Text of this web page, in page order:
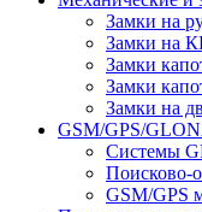
Замки на
Замки на
Замки
Замки
Замки на
GSM/GPS/
Системы
Поисково-
GSM/GPS